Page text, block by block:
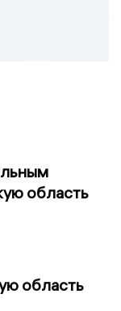
область
область